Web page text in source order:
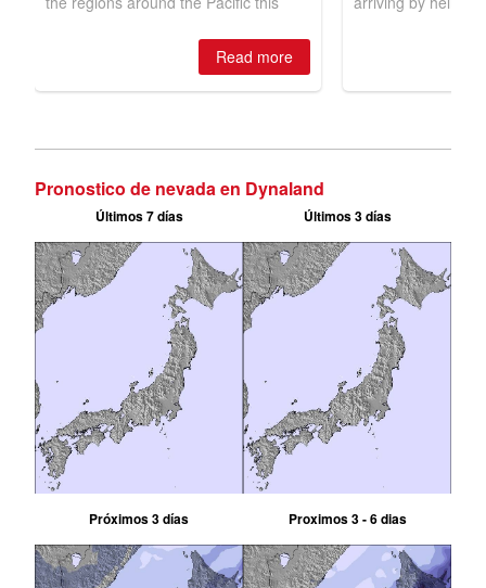
Pronostico de nevada en Dynaland
Últimos 7 días Últimos 3 días
Próximos 3 días Proximos 3 - 6 dias